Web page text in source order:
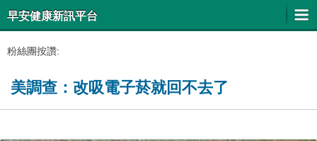
早安健康新訊平台
粉絲團按讚:
美調查：改吸電子菸就回不去了